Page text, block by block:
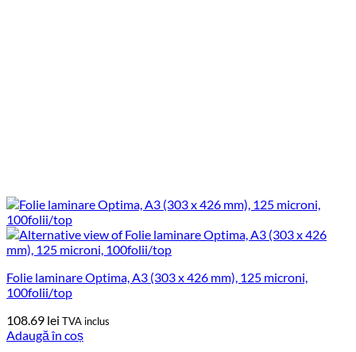
Folie laminare Optima, A3 (303 x 426 mm), 125 microni,
100folii/top
108.69 lei TVA inclus
Adaugă în coș